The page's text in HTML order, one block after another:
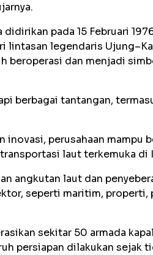
pada 15 Februari
lintasan legendaris
beroperasi dan menjadi
berbagai tantangan,
perusahaan mampu
laut terkemuka di
angkutan laut dan
seperti maritim, properti,
sekitar 50 armada
persiapan dilakukan sejak